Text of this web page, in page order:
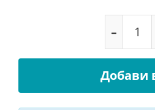
Добави